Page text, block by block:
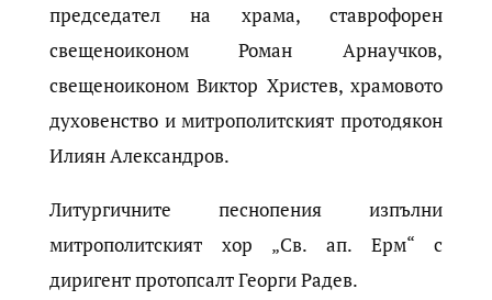
председател на храма, ставрофорен
свещеноиконом Роман Арнаучков,
свещеноиконом Виктор Христев, храмовото
духовенство и митрополитският протодякон
Илиян Александров.
Литургичните песнопения изпълни
митрополитският хор „Св. ап. Ерм“ с
диригент протопсалт Георги Радев.